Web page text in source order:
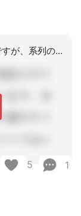
お疲れ様です従来型特養の介護職員兼任ですが、系列のグループホームのケアマネさんと
5 1